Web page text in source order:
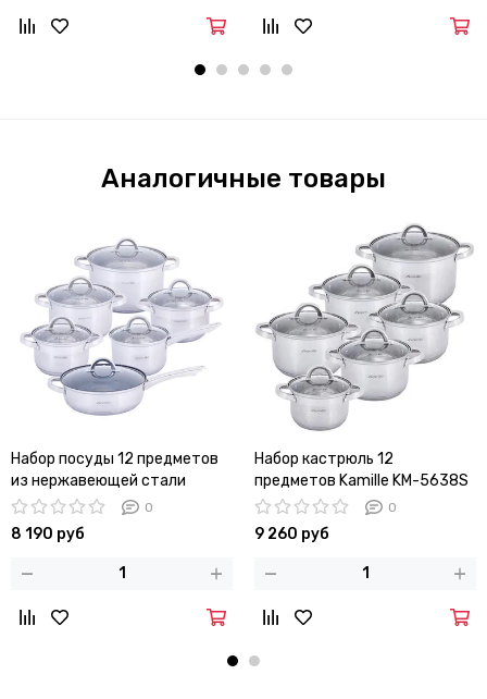
Аналогичные товары
Набор посуды 12 предметов
из нержавеющей стали
Kamille КМ-5634S (кастрюли,
ковш, сковорода)
0
8 190 руб
Набор кастрюль 12
предметов Kamille KM-5638S
из нержавеющей стали
0
9 260 руб